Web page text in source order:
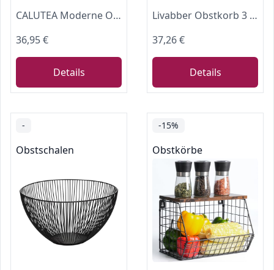
CALUTEA Moderne Obstschale // Metall // Rund, Schwarz // dekorativer Designer Obstkorb
36,95 €
Details
Livabber Obstkorb 3 Ebenen mit Bananenhaken, Drahtkorb für Obst und Gemüse, mit Bananenbaumständer, Abnehmbarer Organizer für Brot, Snacks, Gemüse, Schwarz
37,26 €
Details
-
Obstschalen
-15%
Obstkörbe